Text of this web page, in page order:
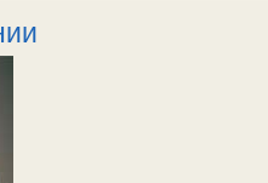
и бесноватые зло
слепых совках,
бесноватых,